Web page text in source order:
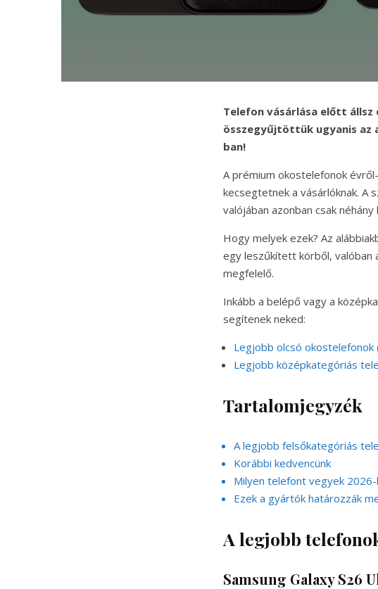
Telefon vásárlása előtt állsz
összegyűjtöttük ugyanis az
ban!
A prémium okostelefonok
kecsegtetnek a vásárlóknak. A
valójában azonban csak
Hogy melyek ezek? Az
egy leszűkített körből, valóban
megfelelő.
Inkább a belépő vagy a
segítenek neked:
Legjobb olcsó okostelefonok
Legjobb középkategóriás
Tartalomjegyzék
A legjobb felsőkategóriás
Korábbi kedvencünk
Milyen telefont vegyek 2026-
Ezek a gyártók határozzák
A legjobb
Samsung Galaxy S26